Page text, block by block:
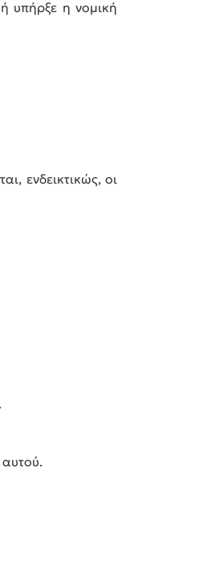
υπήρξε η νομική
ενδεικτικώς, οι